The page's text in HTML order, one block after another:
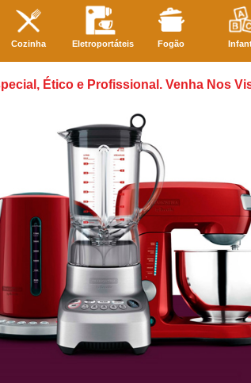
Cozinha Eletroportáteis Fogão
Ético e Profissional. Venha Nos